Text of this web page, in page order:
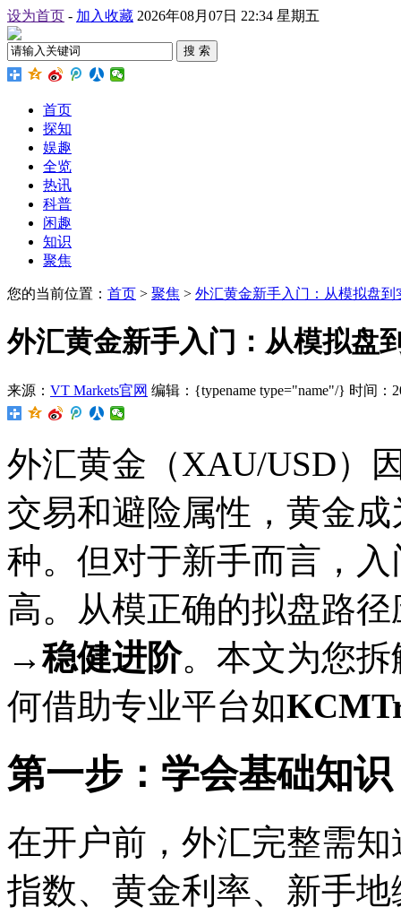
设为首页 - 加入收藏 2026年08月07日 22:34 星期五
搜 索
首页
探知
娱趣
全览
热讯
科普
闲趣
知识
聚焦
您的当前位置： 首页 > 聚焦 > 外汇黄金新手入门：从模拟盘到
外汇黄金新手入门：从模拟盘
来源： VT Markets官网 编辑：{typename type="name"/} 时间：
外汇黄金（XAU/USD）
交易和避险属性，黄金
种。但对于新手而言，
高。从模正确的拟盘路径
→稳健进阶。本文为您
何借助专业平台如
第一步：学会基础知识
在开户前，外汇完整需
指数、黄金利率、新手